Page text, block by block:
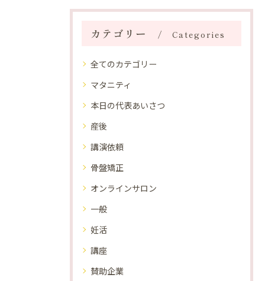
カテゴリー Categories
全てのカテゴリー
マタニティ
本日の代表あいさつ
産後
講演依頼
骨盤矯正
オンラインサロン
一般
妊活
講座
賛助企業